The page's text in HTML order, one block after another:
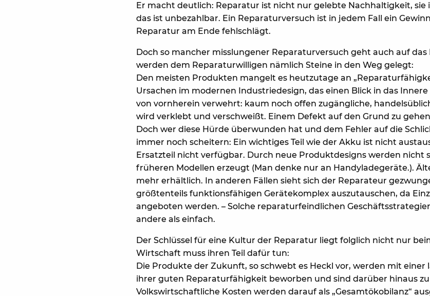
Er macht deutlich: Reparatur ist nicht nur gelebte Nachhaltigkeit, sie
das ist unbezahlbar. Ein Reparaturversuch ist in jedem Fall ein
Reparatur am Ende fehlschlägt.
Doch so mancher misslungener Reparaturversuch geht auch auf
werden dem Reparaturwilligen nämlich Steine in den Weg gelegt:
Den meisten Produkten mangelt es heutzutage an
Ursachen im modernen Industriedesign, das einen Blick in das Innere
von vornherein verwehrt: kaum noch offen zugängliche,
wird verklebt und verschweißt. Einem Defekt auf den Grund zu
Doch wer diese Hürde überwunden hat und dem Fehler auf die
immer noch scheitern: Ein wichtiges Teil wie der Akku ist nicht
Ersatzteil nicht verfügbar. Durch neue Produktdesigns werden nicht
früheren Modellen erzeugt (Man denke nur an Handyladegeräte.).
mehr erhältlich. In anderen Fällen sieht sich der Reparateur
größtenteils funktionsfähigen Gerätekomplex auszutauschen, da
angeboten werden. – Solche reparaturfeindlichen
andere als einfach.
Der Schlüssel für eine Kultur der Reparatur liegt folglich nicht nur
Wirtschaft muss ihren Teil dafür tun:
Die Produkte der Zukunft, so schwebt es Heckl vor, werden mit einer
ihrer guten Reparaturfähigkeit beworben und sind darüber hinaus zu
Volkswirtschaftliche Kosten werden darauf als „Gesamtökobilanz“